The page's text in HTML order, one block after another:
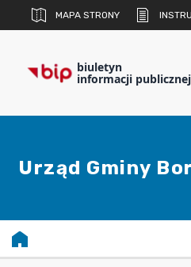
MAPA STRONY
biuletyn
informacji publicznej
Urząd Gminy